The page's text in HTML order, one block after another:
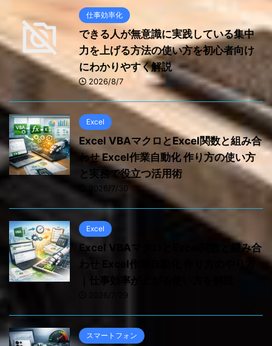
仕事効率化
できる人が無意識に実践している集中
力を上げる方法の使い方を初心者向け
にわかりやすく解説
2026/8/7
Excel
Excel VBAマクロとExcel関数と組み合
わせ Excel作業自動化 作り方の使い方
と実務で役立つ活用術
2026/7/30
Excel
Excel VBAマクロとExcel関数と組み合
わせ Excel作業自動化 作り方のやり方
｜仕事効率が上がる使い方を解説
2026/7/29
スマートフォン